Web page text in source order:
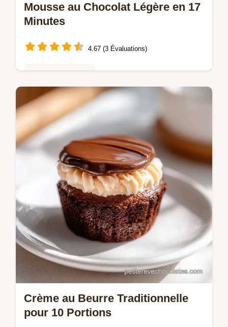
Mousse au Chocolat Légère en 17
Minutes
4.67 (3 Évaluations)
Découvrez notre recette de Mousse au
chocolat légère et aérienne, parfaite pour un
dessert rapide. Inclut un guide de
chronométrage étape par étape.
Crème au Beurre Traditionnelle
pour 10 Portions